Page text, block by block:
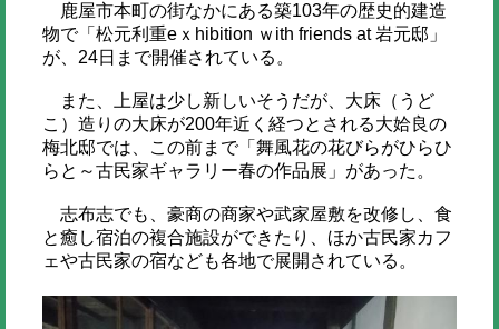
鹿屋市本町の街なかにある築103年の歴史的建造
物で「松元利重eｘhibition ｗith friends at 岩元邸」
が、24日まで開催されている。
また、上屋は少し新しいそうだが、大床（うど
こ）造りの大床が200年近く経つとされる大姶良の
梅北邸では、この前まで「舞風花の花びらがひらひ
らと～古民家ギャラリー春の作品展」があった。
志布志でも、豪商の商家や武家屋敷を改修し、食
と癒し宿泊の複合施設ができたり、ほか古民家カフ
ェや古民家の宿なども各地で展開されている。